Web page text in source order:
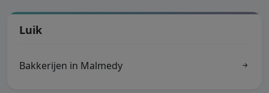
Luik
Bakkerijen in Malmedy